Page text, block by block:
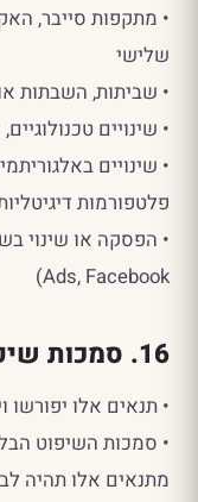
שלישי
• שביתות, השבתות
• שינויים
פלטפורמות
Ads, Facebook)
16. סמכות שיפוט ודין חל
• תנאים אלו יפורשו
• סמכות השיפוט
מתנאים אלו תהיה